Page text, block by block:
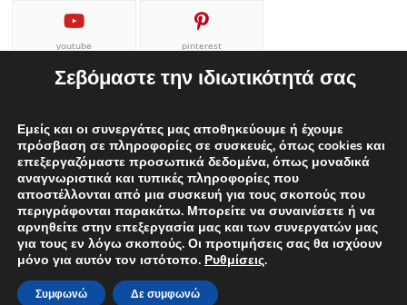
youtube pinterest
ΕΠΙΚΟΙΝΩΝΙΑ ΟΡΟΙ ΧΡΗΣΗΣ
Η ΟΜΑΔΑ ΜΑΣ
ΔΙΑΦΗΜΙΣΕΙΣ
Proudly powered by WordPress|Theme: edweek.gr
ThemeSpiral.com.
Σεβόμαστε την ιδιωτικότητά σας
Εμείς και οι συνεργάτες μας αποθηκεύουμε ή έχουμε
πρόσβαση σε πληροφορίες σε συσκευές, όπως cookies και
επεξεργαζόμαστε προσωπικά δεδομένα, όπως μοναδικά
αναγνωριστικά και τυπικές πληροφορίες που
αποστέλλονται από μια συσκευή για τους σκοπούς που
περιγράφονται παρακάτω. Μπορείτε να συναινέσετε ή να
αρνηθείτε στην επεξεργασία μας και των συνεργατών μας
για τους εν λόγω σκοπούς. Οι προτιμήσεις σας θα ισχύουν
μόνο για αυτόν τον ιστότοπο. Ρυθμίσεις.
Συμφωνώ Δε συμφωνώ